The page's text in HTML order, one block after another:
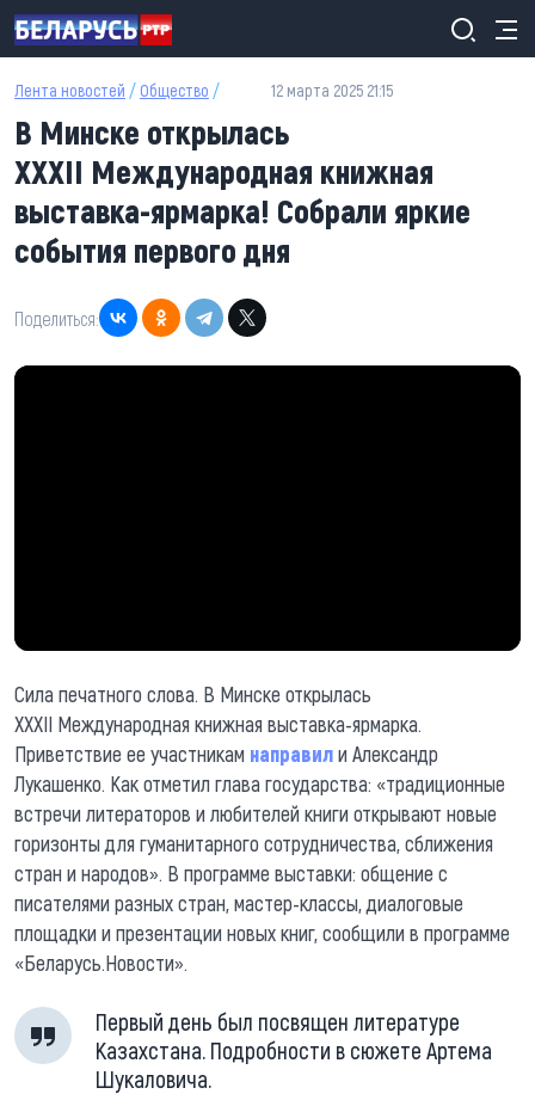
Перейти к основному содержанию
Лента новостей / Общество / 12 марта 2025 21:15
В Минске открылась
XXXII Международная книжная
выставка-ярмарка! Собрали яркие
события первого дня
Поделиться:
Сила печатного слова. В Минске открылась
XXXII Международная книжная выставка-ярмарка.
Приветствие ее участникам направили Александр
Лукашенко. Как отметил глава государства: «традиционные
встречи литераторов и любителей книги открывают новые
горизонты для гуманитарного сотрудничества, сближения
стран и народов». В программе выставки: общение с
писателями разных стран, мастер-классы, диалоговые
площадки и презентации новых книг, сообщили в программе
«Беларусь.Новости».
Первый день был посвящен литературе
Казахстана. Подробности в сюжете Артема
Шукаловича.